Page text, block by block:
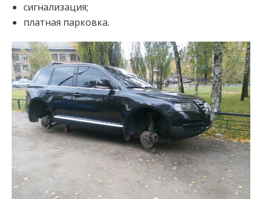
сигнализация;
платная парковка.